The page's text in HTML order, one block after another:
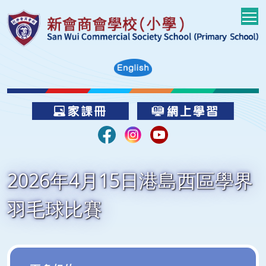
2026年4月15日港島西區學界
羽毛球比賽